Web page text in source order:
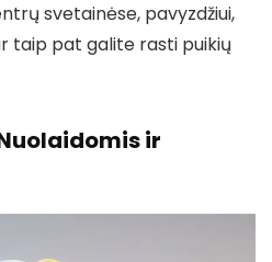
svetainėse, pavyzdžiui,
taip pat galite rasti puikių
ir